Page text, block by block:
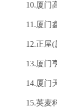
10.厦门高
11.厦门鑫
12.正屋(
13.厦门亨
14.厦门天
15.英麦科